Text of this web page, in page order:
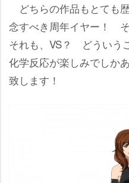
どちらの作品もとても
念すべき周年イヤー！ そ
それも、VS？ どうい
化学反応が楽しみでしか
致します！